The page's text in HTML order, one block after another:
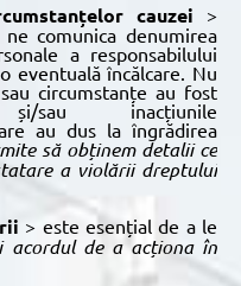
cauzei >
comunica denumirea
a responsabilului
eventuală încălcare. Nu
circumstanțe au fost
sau inacțiunile
au dus la îngrădirea
să obținem detalii ce
a violării dreptului
> este esențial de a le
acordul de a acționa în